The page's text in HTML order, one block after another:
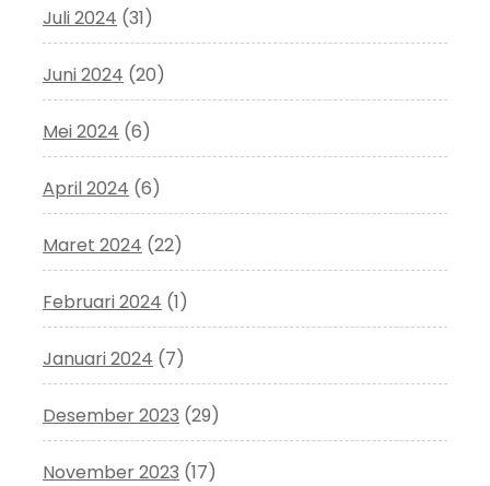
Juli 2024 (31)
Juni 2024 (20)
Mei 2024 (6)
April 2024 (6)
Maret 2024 (22)
Februari 2024 (1)
Januari 2024 (7)
Desember 2023 (29)
November 2023 (17)